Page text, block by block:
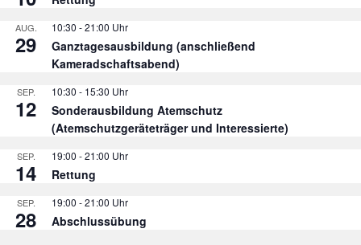
AUG.
29
10:30 -21:00
Ganztagesausbildung (anschließend
Kameradschaftsabend)
SEP.
12
10:30 - 15:30
Sonderausbildung Atemschutz
(Atemschutzgeräteträger und Interessierte)
SEP.
14
19:00 -21:00
Rettung
SEP.
28
19:00 -21:00
Abschlussübung